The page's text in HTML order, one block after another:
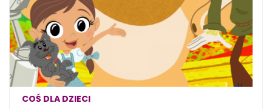
COŚ DLA DZIECI